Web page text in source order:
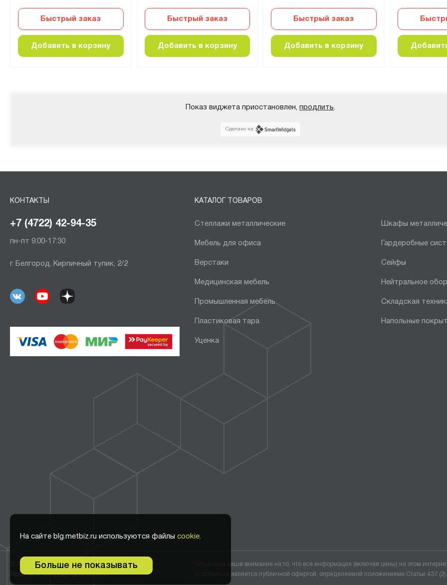
Быстрый заказ
Добавить в корзину
Быстрый заказ
Добавить в корзину
Быстрый заказ
Добавить в корзину
Показ виджета приостановлен, продлить
Сделано на
На сайте blg.metbiz.ru используются файлы cookie.
Больше не показывать
КОНТАКТЫ
+7 (4722) 42-94-35
пн-пт 9:00-17:30
г. Белгород, Кирпичный тупик, 2/2
КАТАЛОГ ТОВАРОВ
Стеллажи металлические Шкафы
Мебель для офиса Гардеробные
Верстаки Сейфы
Медицинская мебель Нейтральное
Промышленная мебель Складская
Пластиковая тара Напольные
Уценка
© 2011-2026 ООО Метбиз
Политика конфиденциальности
Обращаем ваше внимание на то, что вся информация (включая цены) на этом
условиях не является публичной офертой, определяемой положениями Статьи 437